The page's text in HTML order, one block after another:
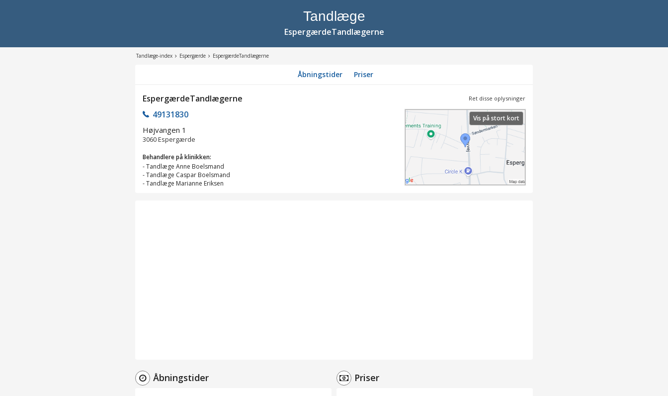
Tandlæge
EspergærdeTandlægerne
Tandlæge-index Espergærde EspergærdeTandlægerne
Åbningstider Priser
EspergærdeTandlægerne
49131830
Højvangen 1
3060Espergærde
Behandlere på klinikken:
-Tandlæge Anne Boelsmand
-Tandlæge Caspar Boelsmand
-Tandlæge Marianne Eriksen
Ret disse oplysninger
Vis på stort kort
Åbningstider Priser